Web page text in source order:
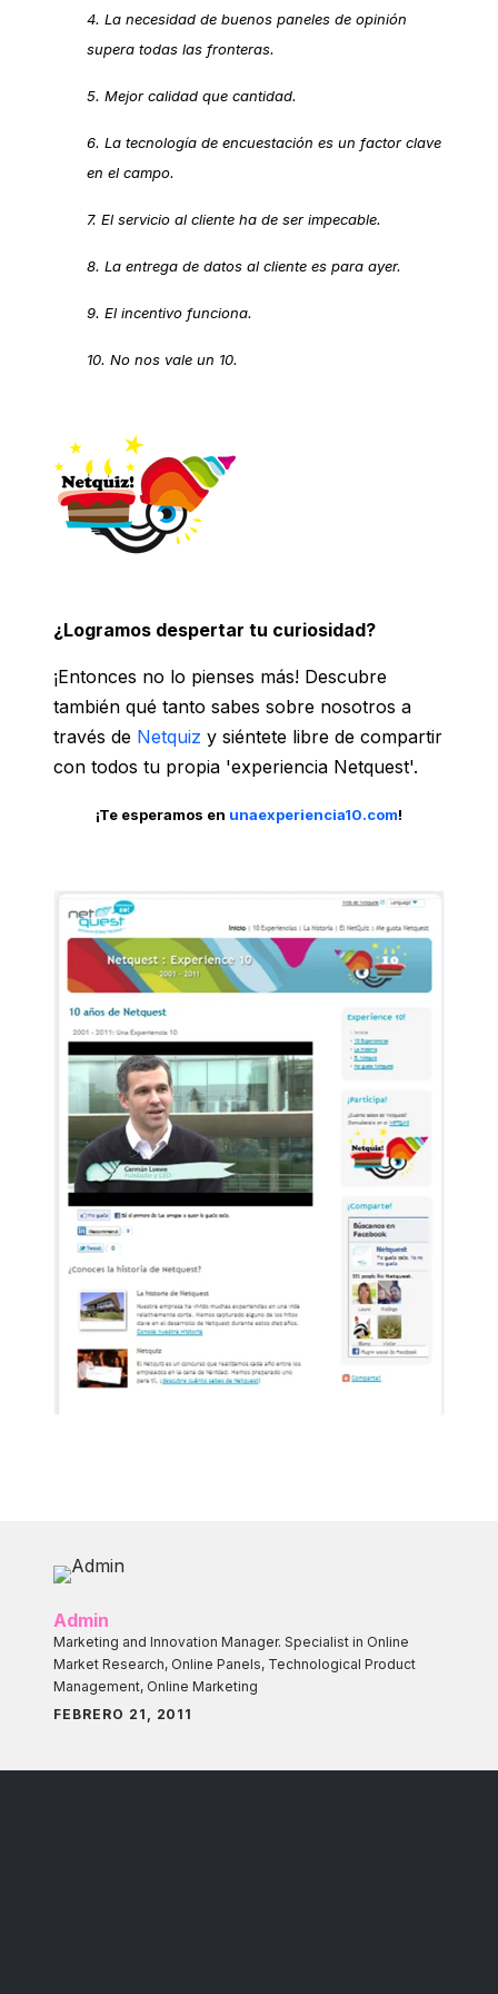
4. La necesidad de buenos paneles de opinión
supera todas las fronteras.
5. Mejor calidad que cantidad.
6. La tecnología de encuestación es un factor clave
en el campo.
7. El servicio al cliente ha de ser impecable.
8. La entrega de datos al cliente es para ayer.
9. El incentivo funciona.
10. No nos vale un 10.
¿Logramos despertar tu curiosidad?
¡Entonces no lo pienses más! Descubre
también qué tanto sabes sobre nosotros a
través de Netquiz y siéntete libre de compartir
con todos tu propia 'experiencia Netquest'.
¡Te esperamos en unaexperiencia10.com!
Admin
Marketing and Innovation Manager. Specialist in Online
Market Research, Online Panels, Technological Product
Management, Online Marketing
FEBRERO 21, 2011